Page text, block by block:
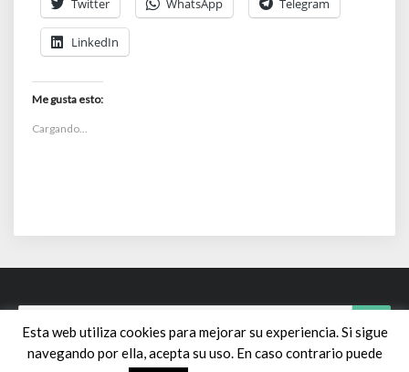
Twitter WhatsApp Telegram
LinkedIn
Me gusta esto:
Cargando...
Search
for:
Esta web utiliza cookies para mejorar su experiencia. Si sigue
navegando por ella, acepta su uso. En caso contrario puede